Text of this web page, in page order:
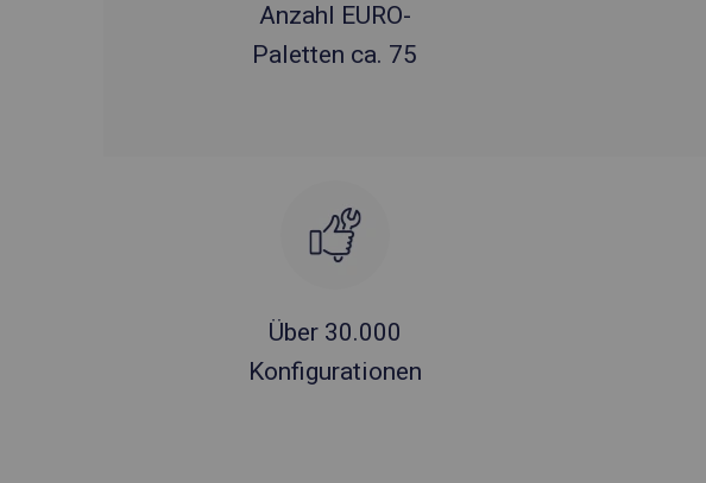
Anzahl EURO-
Paletten ca. 75
Über 30.000
Konfigurationen